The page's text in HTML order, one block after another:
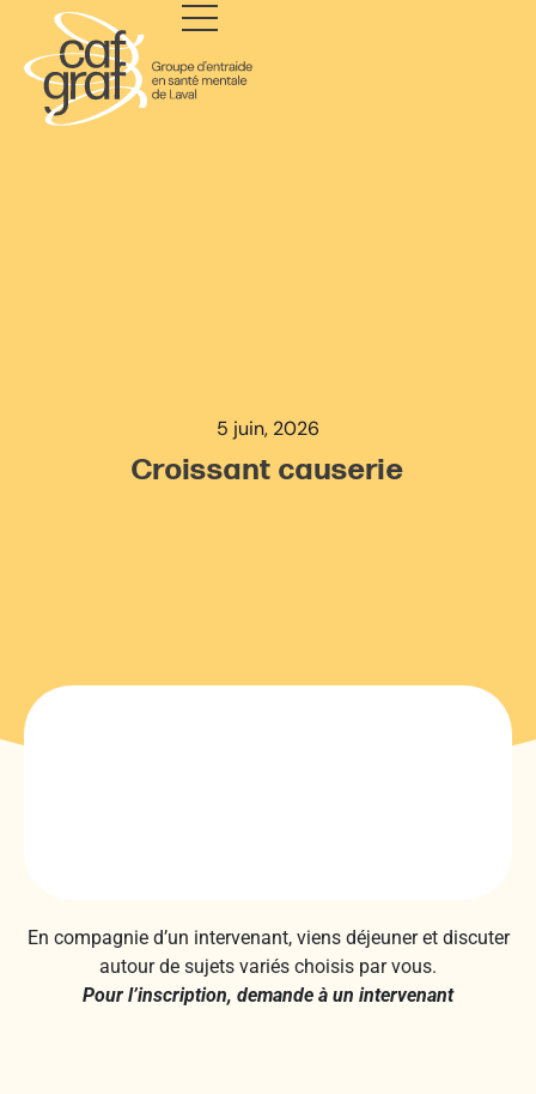
5 juin, 2026
Croissant causerie
En compagnie d’un intervenant, viens déjeuner et discuter
autour de sujets variés choisis par vous.
Pour l’inscription, demande à un intervenant